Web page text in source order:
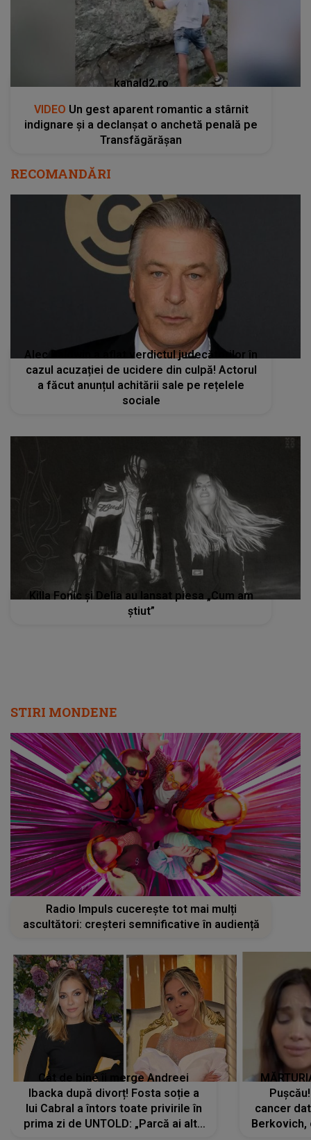
kanald2.ro
VIDEO Un gest aparent romantic a stârnit
indignare și a declanșat o anchetă penală pe
Transfăgărășan
RECOMANDĂRI
Alec Baldwin a aflat verdictul judecătorilor în
cazul acuzației de ucidere din culpă! Actorul
a făcut anunțul achitării sale pe rețelele
sociale
Killa Fonic și Delia au lansat piesa „Cum am
știut”
STIRI MONDENE
Radio Impuls cucerește tot mai mulți
ascultători: creșteri semnificative în audiență
Cât de bine îi merge Andreei
Ibacka după divorț! Fosta soție a
lui Cabral a întors toate privirile în
prima zi de UNTOLD: „Parcă ai altă
cancer
Berkovich,